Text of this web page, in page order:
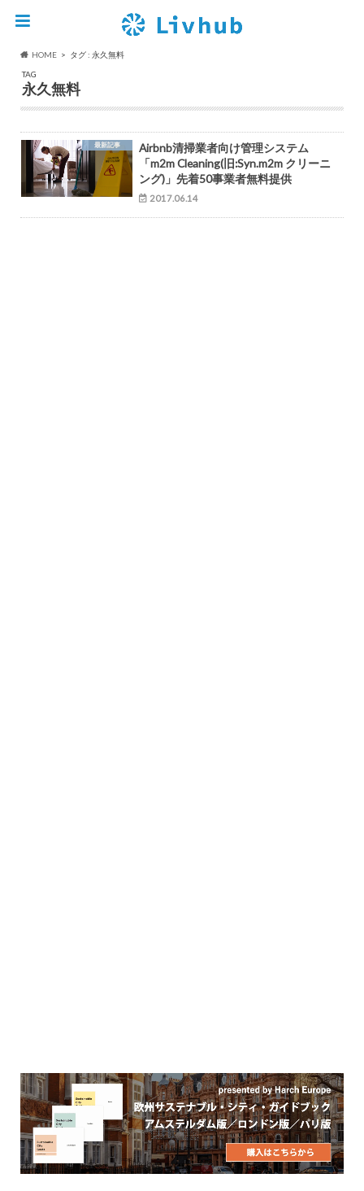
HOME
タグ : 永久無料
TAG
永久無料
最新記事
Airbnb清掃業者向け管理システム
「m2m Cleaning(旧:Syn.m2m クリーニ
ング)」先着50事業者無料提供
2017.06.14